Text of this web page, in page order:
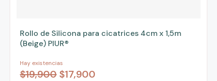
Rollo de Silicona para cicatrices 4cm x 1,5m
(Beige) PIUR®
Hay existencias
$19,900 $17,900